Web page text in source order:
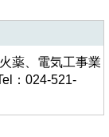
薬、電気工事業
：024-521-